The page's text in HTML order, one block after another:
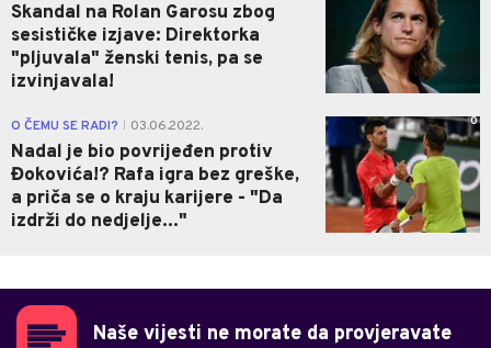
Skandal na Rolan Garosu zbog
sesističke izjave: Direktorka
"pljuvala" ženski tenis, pa se
izvinjavala!
O ČEMU SE RADI? 03.06.2022.
Nadal je bio povrijeđen protiv
Đokovića!? Rafa igra bez greške,
a priča se o kraju karijere - "Da
izdrži do nedjelje..."
0
Naše vijesti ne morate da provjeravate